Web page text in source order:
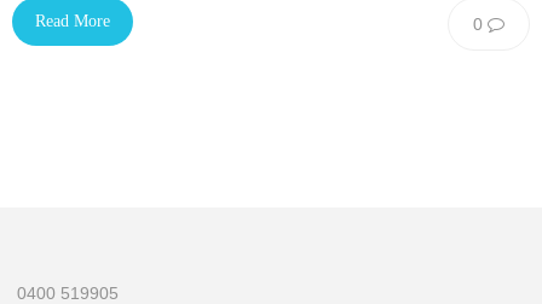
0
Read More
0400 519905